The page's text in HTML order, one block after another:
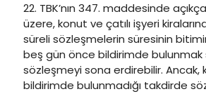
22. TBK’nın 347. maddesinde
üzere, konut ve çatılı işyeri
süreli sözleşmelerin süresinin
beş gün önce bildirimde
sözleşmeyi sona erdirebilir. Ancak,
bildirimde bulunmadığı takdirde